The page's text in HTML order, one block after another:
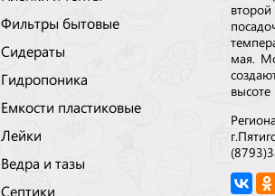
Фильтры бытовые
Сидераты
Гидропоника
Емкости пластиковые
Лейки
Ведра и тазы
Септики
мая.
высоте